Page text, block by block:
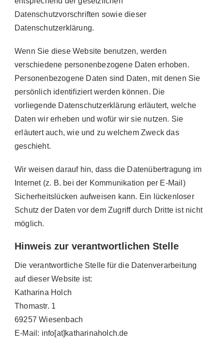
Datenschutzvorschriften sowie dieser
Datenschutzerklärung.
Wenn Sie diese Website benutzen, werden
verschiedene personenbezogene Daten erhoben.
Personenbezogene Daten sind Daten, mit denen Sie
persönlich identifiziert werden können. Die
vorliegende Datenschutzerklärung erläutert, welche
Daten wir erheben und wofür wir sie nutzen. Sie
erläutert auch, wie und zu welchem Zweck das
geschieht.
Wir weisen darauf hin, dass die Datenübertragung im
Internet (z. B. bei der Kommunikation per E-Mail)
Sicherheitslücken aufweisen kann. Ein lückenloser
Schutz der Daten vor dem Zugriff durch Dritte ist nicht
möglich.
Hinweis zur verantwortlichen Stelle
Die verantwortliche Stelle für die Datenverarbeitung
auf dieser Website ist:
Katharina Holch
Thomastr. 1
69257 Wiesenbach
E-Mail: info[at]katharinaholch.de